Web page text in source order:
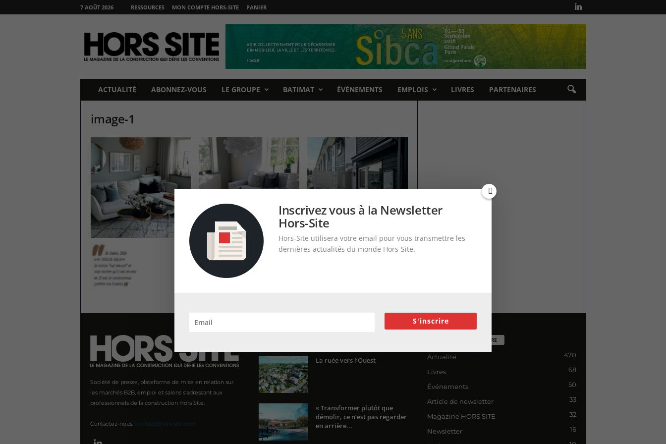
7 AOÛT 2026 RESSOURCES MON COMPTE HORS-SITE PANIER
O
ACTUALITÉ ABONNEZ-VOUS LE GROUPE BATIMAT ÉVÉNEMENTS EMPLOIS LIVRES PARTENAIRES
image-1
Société de presse, plateforme de mise en relation sur
les marchés B2B, emploi et salons s'adressant aux
professionnels de la construction Hors Site.
Contactez-nous: contact@hors-site.com
La ruée vers l’Ouest
« Transformer plutôt que
démolir, ce n’est pas regarder
en arrière...
CATÉGORIE POPULAIRE
Actualité 470
Livres 68
Événements 50
Article de newsletter 33
Magazine HORS SITE 32
Newsletter 16
Inscrivez vous à la Newsletter
Hors-Site
Hors-Site utilisera votre email pour vous transmettre les
dernières actualités du monde Hors-Site.
S'inscrire